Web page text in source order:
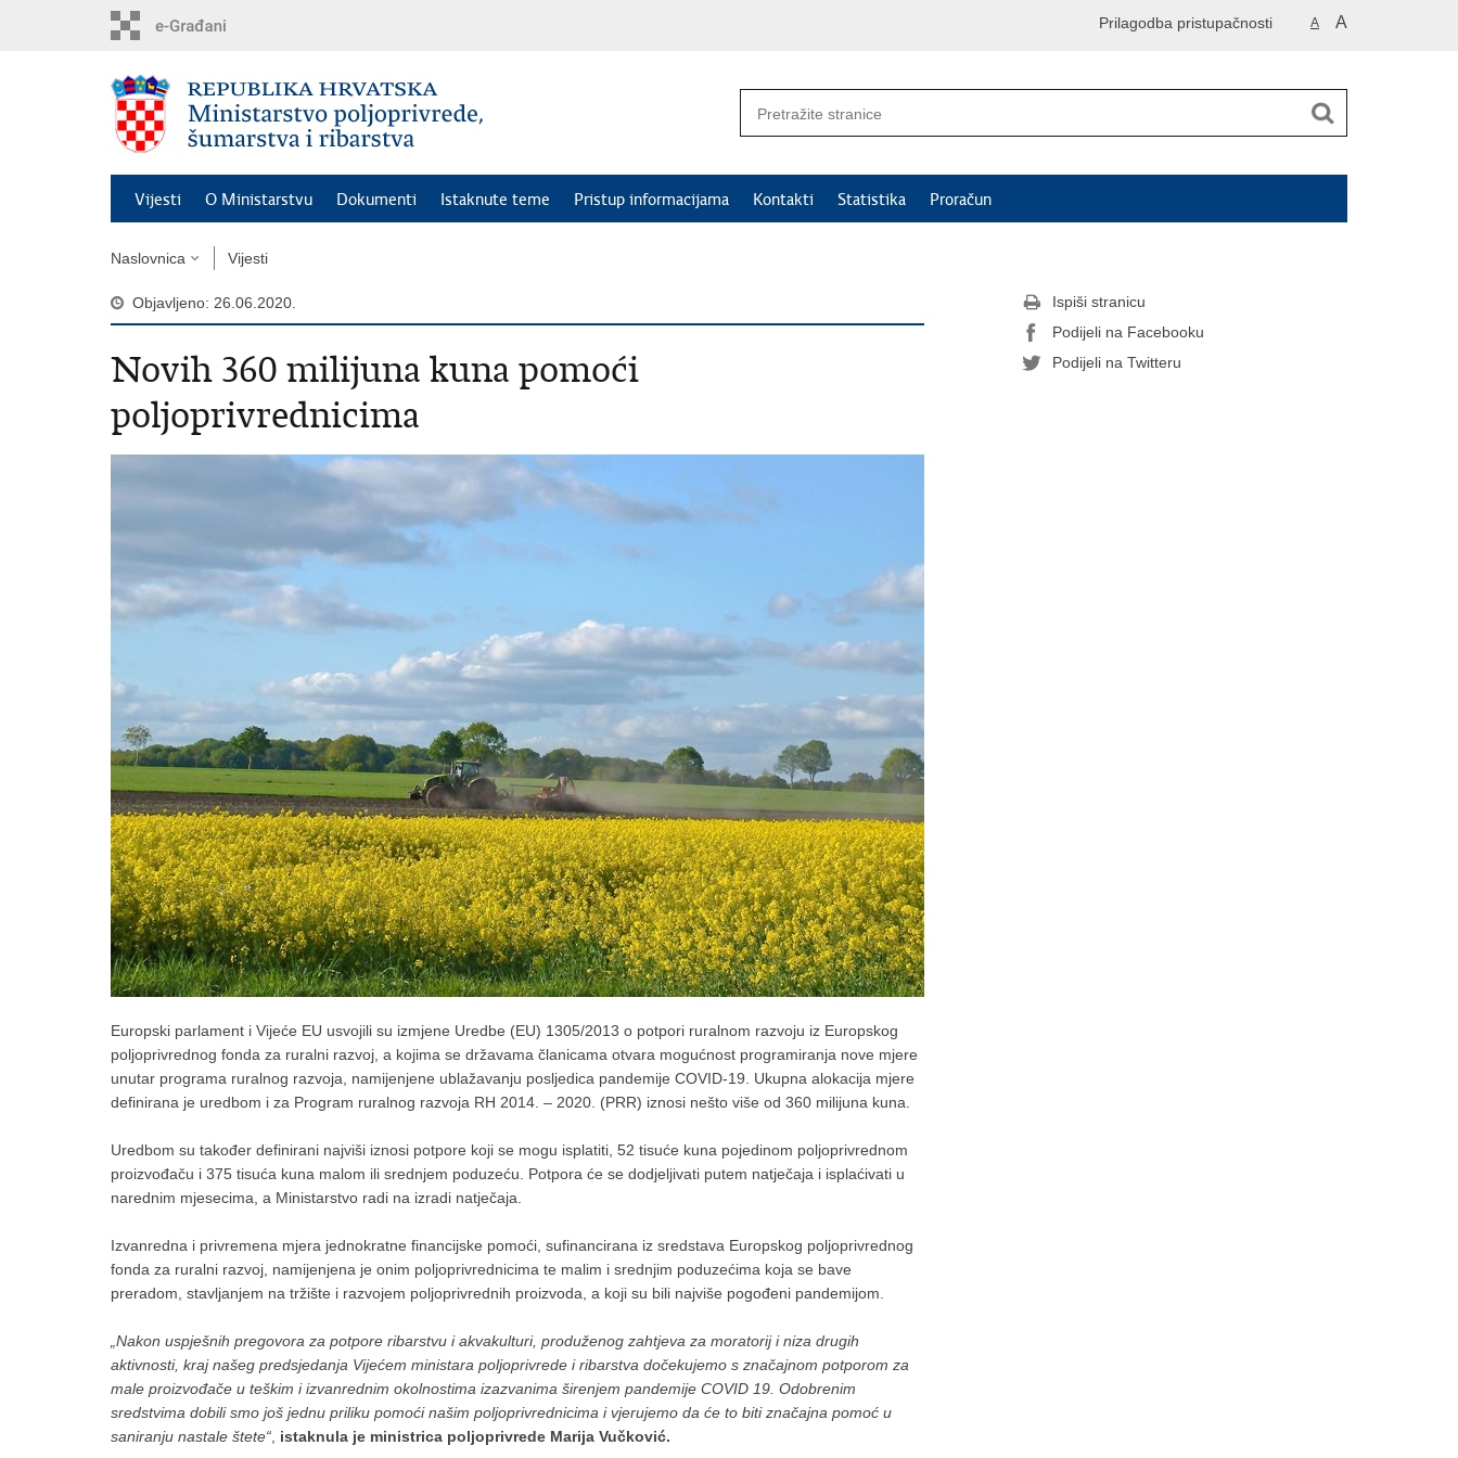
A A
Prilagodba pristupačnosti
Vijesti O Ministarstvu Dokumenti Istaknute teme Pristup informacijama Kontakti Statistika Proračun
Naslovnica Vijesti
Objavljeno: 26.06.2020.
Novih 360 milijuna kuna pomoći
poljoprivrednicima
Europski parlament i Vijeće EU usvojili su izmjene Uredbe (EU) 1305/2013 o potpori ruralnom razvoju iz Europskog
poljoprivrednog fonda za ruralni razvoj, a kojima se državama članicama otvara mogućnost programiranja nove mjere
unutar programa ruralnog razvoja, namijenjene ublažavanju posljedica pandemije COVID-19. Ukupna alokacija mjere
definirana je uredbom i za Program ruralnog razvoja RH 2014. – 2020. (PRR) iznosi nešto više od 360 milijuna kuna.
Uredbom su također definirani najviši iznosi potpore koji se mogu isplatiti, 52 tisuće kuna pojedinom poljoprivrednom
proizvođaču i 375 tisuća kuna malom ili srednjem poduzeću. Potpora će se dodjeljivati putem natječaja i isplaćivati u
narednim mjesecima, a Ministarstvo radi na izradi natječaja.
Izvanredna i privremena mjera jednokratne financijske pomoći, sufinancirana iz sredstava Europskog poljoprivrednog
fonda za ruralni razvoj, namijenjena je onim poljoprivrednicima te malim i srednjim poduzećima koja se bave
preradom, stavljanjem na tržište i razvojem poljoprivrednih proizvoda, a koji su bili najviše pogođeni pandemijom.
„Nakon uspješnih pregovora za potpore ribarstvu i akvakulturi, produženog zahtjeva za moratorij i niza drugih
aktivnosti, kraj našeg predsjedanja Vijećem ministara poljoprivrede i ribarstva dočekujemo s značajnom potporom za
male proizvođače u teškim i izvanrednim okolnostima izazvanima širenjem pandemije COVID 19. Odobrenim
sredstvima dobili smo još jednu priliku pomoći našim poljoprivrednicima i vjerujemo da će to biti značajna pomoć u
saniranju nastale štete“ istaknula je ministrica poljoprivrede Marija Vučković.
Ispiši stranicu
Podijeli na Facebooku
Podijeli na Twitteru